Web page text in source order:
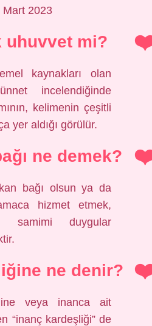
Mart 2023
uhuvvet mi?
kaynakları olan
incelendiğinde
kelimenin çeşitli
yer aldığı görülür.
ne demek?
bağı olsun ya da
hizmet etmek,
samimi duygular
ne denir?
veya inanca ait
“inanç kardeşliği” de